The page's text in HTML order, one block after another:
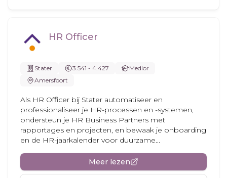
HR Officer
Stater 3.541 - 4.427
Medior
Amersfoort
Als HR Officer bij Stater automatiseer en
professionaliseer je HR-processen en -systemen,
ondersteun je HR Business Partners met
rapportages en projecten, en bewaak je onboarding
en de HR-jaarkalender voor duurzame...
Meer lezen